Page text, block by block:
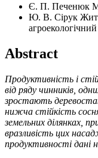
Є. П. Печенюк
Ю. В. Сірук
Abstract
Продуктивність і
від ряду чинників,
зростають
нижча стійкість
земельних ділянках,
вразливість цих
продуктивності дані